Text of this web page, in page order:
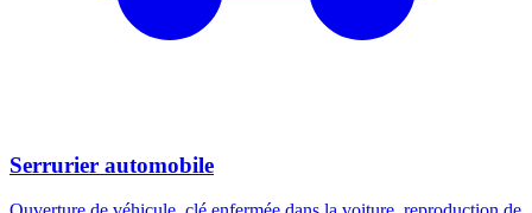
Serrurier automobile